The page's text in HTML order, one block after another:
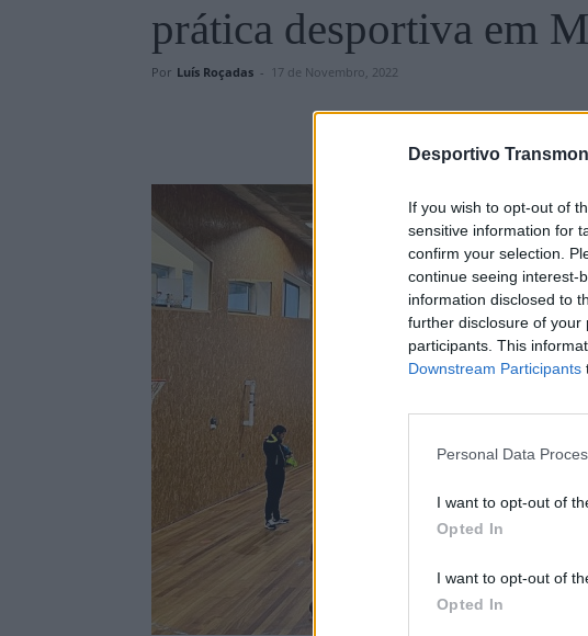
Desportivo
If you wish to opt-out of
sensitive information for
confirm your selection.
continue seeing interest-
information disclosed to
further disclosure of your
participants. This
Downstream Participants
Personal Data
I want to opt-out of
Opted In
I want to opt-out of
Opted In
prática desportiva em
Por Luís Roçadas - 17 de Novembro, 2022